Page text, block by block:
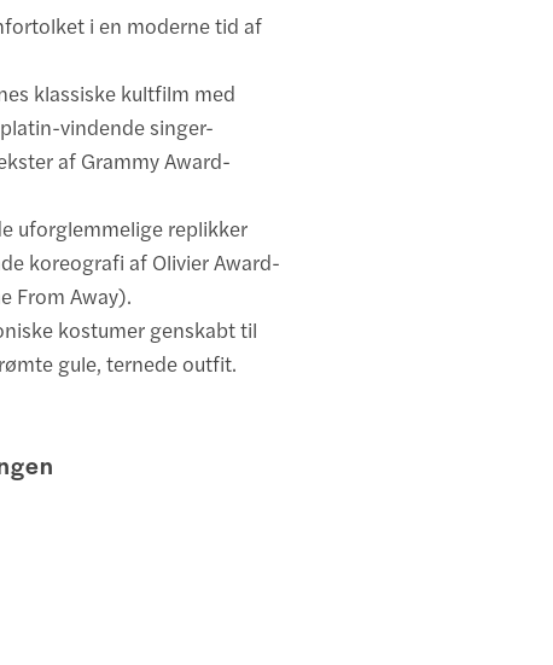
i en moderne tid af
klassiske kultfilm med
vindende singer-
af Grammy Award-
uforglemmelige replikker
koreografi af Olivier Award-
From Away).
kostumer genskabt til
gule, ternede outfit.